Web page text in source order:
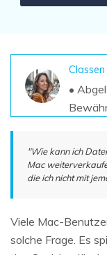
•
"Wie kann ich
Mac
die ich nicht mit
Viele Mac-
solche Frage. Es